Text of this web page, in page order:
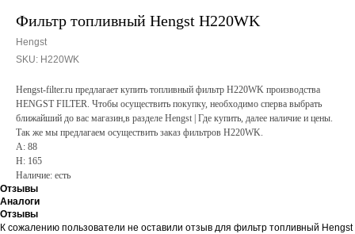
Фильтр топливный Hengst H220WK
Hengst
SKU: H220WK
Hengst-filter.ru предлагает купить топливный фильтр H220WK производства
HENGST FILTER. Чтобы осуществить покупку, необходимо сперва выбрать
ближайший до вас магазин,в разделе Hengst | Где купить, далее наличие и цены.
Так же мы предлагаем осуществить заказ фильтров H220WK.
A: 88
H: 165
Наличие: есть
Отзывы
Аналоги
Отзывы
К сожалению пользователи не оставили отзыв для фильтр топливный Hengst